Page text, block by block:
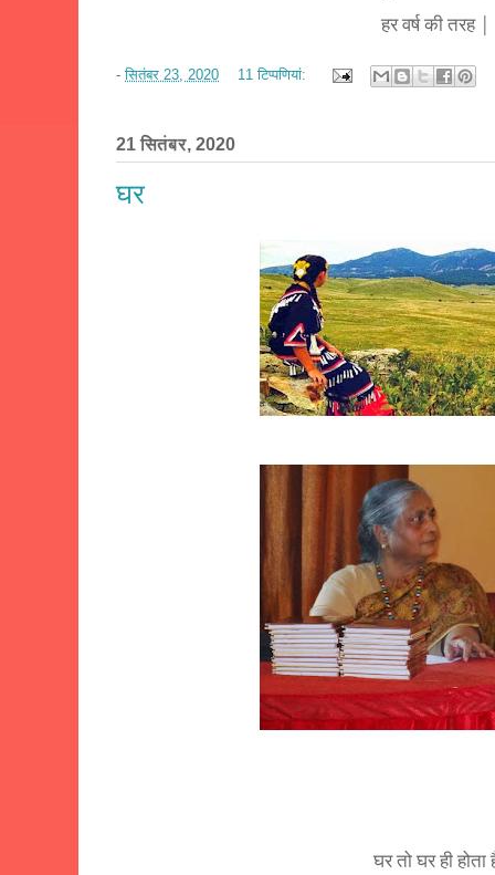
हर वर्ष की तरह |
-सितंबर 23, 2020 11 टिप्‍पणियां:
21 सितंबर, 2020
घर
घर तो घर ही होता